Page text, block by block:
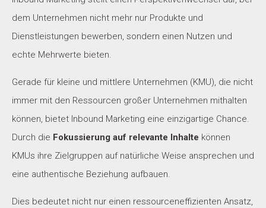
dem Unternehmen nicht mehr nur Produkte und
Dienstleistungen bewerben, sondern einen Nutzen und
echte Mehrwerte bieten.
Gerade für kleine und mittlere Unternehmen (KMU), die nicht
immer mit den Ressourcen großer Unternehmen mithalten
können, bietet Inbound Marketing eine einzigartige Chance.
Durch die Fokussierung auf relevante Inhalte können
KMUs ihre Zielgruppen auf natürliche Weise ansprechen und
eine authentische Beziehung aufbauen.
Dies bedeutet nicht nur einen ressourceneffizienten Ansatz,